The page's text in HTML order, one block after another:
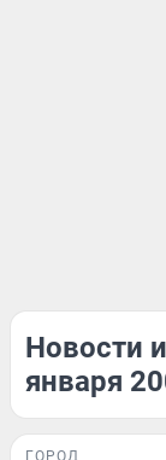
Новости
января
ГОРОД